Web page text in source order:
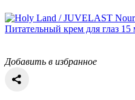
Добавить в избранное